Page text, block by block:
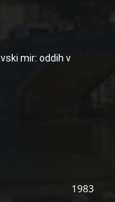
mir: oddih v
1983